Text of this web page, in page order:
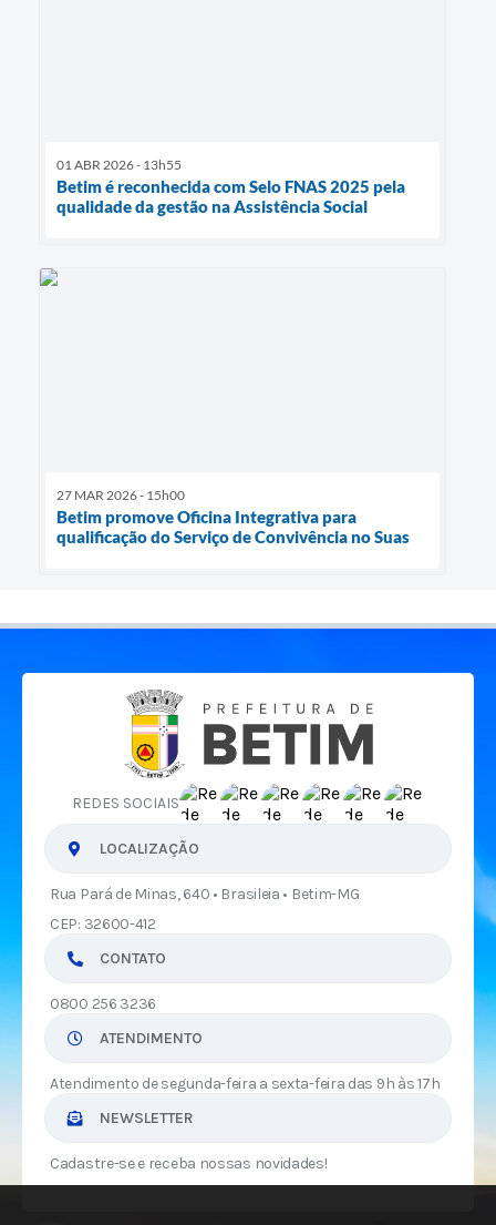
01 ABR 2026 - 13h55
Betim é reconhecida com Selo FNAS 2025 pela
qualidade da gestão na Assistência Social
27 MAR 2026 - 15h00
Betim promove Oficina Integrativa para
qualificação do Serviço de Convivência no Suas
REDES SOCIAIS
LOCALIZAÇÃO
Rua Pará de Minas, 640 • Brasileia • Betim-MG
CEP: 32600-412
CONTATO
0800 256 3236
ATENDIMENTO
Atendimento de segunda-feira a sexta-feira das 9h às 17h
NEWSLETTER
Cadastre-se e receba nossas novidades!